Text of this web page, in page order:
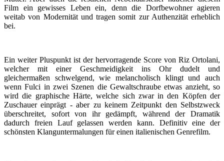
Film ein gewisses Leben ein, denn die Dorfbewohner agieren
weitab von Modernität und tragen somit zur Authenzität erheblich
bei.
Ein weiter Pluspunkt ist der hervorragende Score von Riz Ortolani,
welcher mit einer Geschmeidigkeit ins Ohr dudelt und
gleichermaßen schwelgend, wie melancholisch klingt und auch
wenn Fulci in zwei Szenen die Gewaltschraube etwas anzieht, so
wird die graphische Härte, welche sich zwar in den Köpfen der
Zuschauer einprägt - aber zu keinem Zeitpunkt den Selbstzweck
überschreitet, sofort von ihr gedämpft, während der Dramatik
dadurch freien Lauf gelassen werden kann. Definitiv eine der
schönsten Klanguntermalungen für einen italienischen Genrefilm.